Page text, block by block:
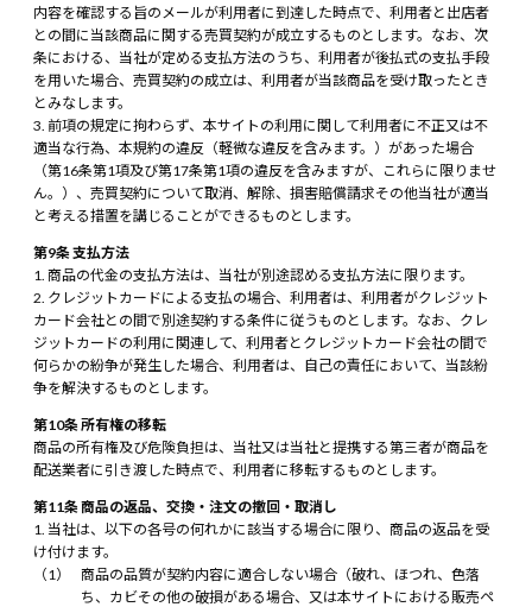
内容を確認する旨のメールが利用者に到達した時点で、利用者と出店者
との間に当該商品に関する売買契約が成立するものとします。なお、次
条における、当社が定める支払方法のうち、利用者が後払式の支払手段
を用いた場合、売買契約の成立は、利用者が当該商品を受け取ったとき
とみなします。
前項の規定に拘わらず、本サイトの利用に関して利用者に不正又は不
適当な行為、本規約の違反（軽微な違反を含みます。）があった場合
（第16条第1項及び第17条第1項の違反を含みますが、これらに限りませ
ん。）、売買契約について取消、解除、損害賠償請求その他当社が適当
と考える措置を講じることができるものとします。
第9条 支払方法
商品の代金の支払方法は、当社が別途認める支払方法に限ります。
クレジットカードによる支払の場合、利用者は、利用者がクレジット
カード会社との間で別途契約する条件に従うものとします。なお、クレ
ジットカードの利用に関連して、利用者とクレジットカード会社の間で
何らかの紛争が発生した場合、利用者は、自己の責任において、当該紛
争を解決するものとします。
第10条 所有権の移転
商品の所有権及び危険負担は、当社又は当社と提携する第三者が商品を
配送業者に引き渡した時点で、利用者に移転するものとします。
第11条 商品の返品、交換・注文の撤回・取消し
当社は、以下の各号の何れかに該当する場合に限り、商品の返品を受
け付けます。
商品の品質が契約内容に適合しない場合（破れ、ほつれ、色落
ち、カビその他の破損がある場合、又は本サイトにおける販売ペ